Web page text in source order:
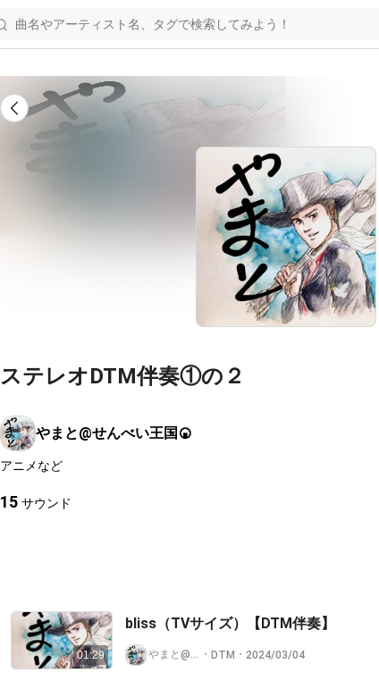
ステレオDTM伴奏①の２
やまと@せんべい王国🍘
アニメなど
15 サウンド
01:29
bliss（TVサイズ）【DTM伴奏】
やまと@せんべい王国🍘
・ DTM ・ 2024/03/04